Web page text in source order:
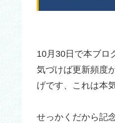
10月30日で本ブロ
気づけば更新頻度
げです、これは本
せっかくだから記